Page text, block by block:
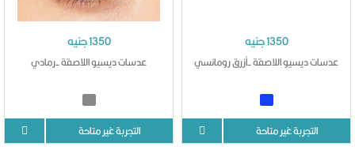
1350 جنيه
عدسات ديسيو اللاصقة -أزرق رومانسي
التجربة غير متاحة
1350 جنيه
عدسات ديسيو اللاصقة -رمادي
التجربة غير متاحة